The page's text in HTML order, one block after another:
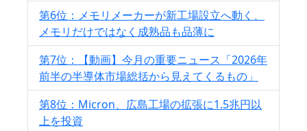
第6位：メモリメーカーが新工場設立へ動く、
メモリだけではなく成熟品も品薄に
第7位：【動画】今月の重要ニュース「2026年
前半の半導体市場総括から見えてくるもの」
第8位：Micron、広島工場の拡張に1.5兆円以
上を投資